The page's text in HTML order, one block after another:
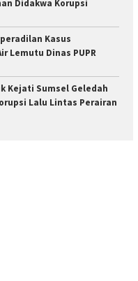
Didakwa Korupsi
Kasus
Lemutu Dinas PUPR
Kejati Sumsel Geledah
Lalu Lintas Perairan